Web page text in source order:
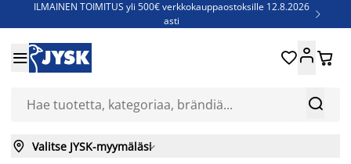
ILMAINEN TOIMITUS yli 500€ verkkokauppaostoksille 12.8.2026
asti

Jenkkisänkyjä - Säästä jopa 60%


 
 Valitse JYSK-myymäläsi